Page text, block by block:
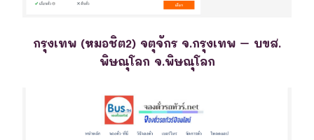
กรุงเทพ (หมอชิต2) จตุจักร จ.กรุงเทพ – บขส.
พิษณุโลก จ.พิษณุโลก